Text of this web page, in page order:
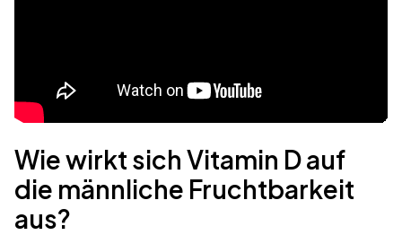
Wie wirkt sich Vitamin D auf
die männliche Fruchtbarkeit
aus?